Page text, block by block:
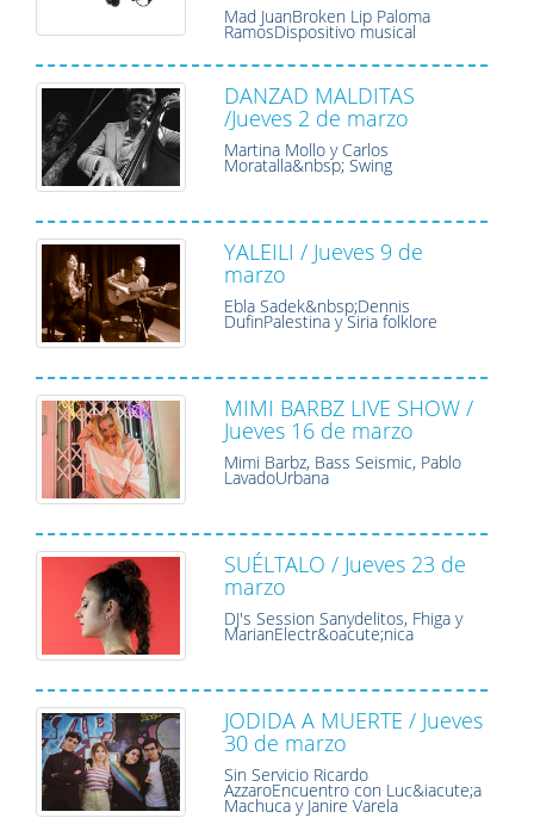
Mad JuanBroken Lip Paloma
RamosDispositivo musical
DANZAD MALDITAS
/Jueves 2 de marzo
Martina Mollo y Carlos
Moratalla&nbsp; Swing
YALEILI / Jueves 9 de
marzo
Ebla Sadek&nbsp;Dennis
DufinPalestina y Siria folklore
MIMI BARBZ LIVE SHOW /
Jueves 16 de marzo
Mimi Barbz, Bass Seismic, Pablo
LavadoUrbana
SUÉLTALO / Jueves 23 de
marzo
DJ's Session Sanydelitos, Fhiga y
MarianElectr&oacute;nica
JODIDA A MUERTE / Jueves
30 de marzo
Sin Servicio Ricardo
AzzaroEncuentro con Luc&iacute;a
Machuca y Janire Varela